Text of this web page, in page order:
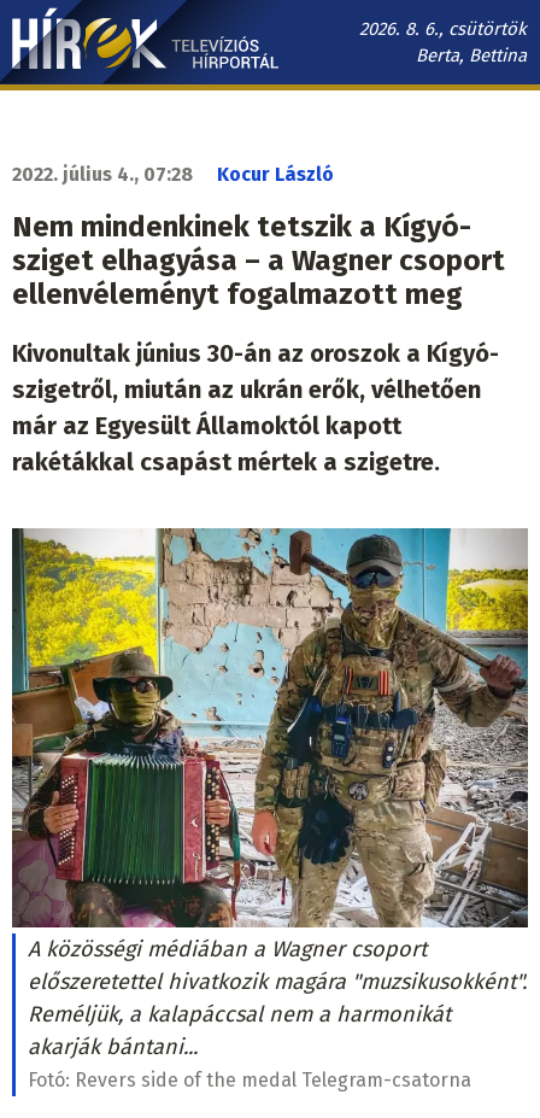
Ugrás
tartalomra
2026. 8. 6., csütörtök
Berta, Bettina
Hírek.sk
navigáció
2022. július 4., 07:28 Kocur László
Nem mindenkinek tetszik a Kígyó-
sziget elhagyása – a Wagner csoport
ellenvéleményt fogalmazott meg
Kivonultak június 30-án az oroszok a Kígyó-
szigetről, miután az ukrán erők, vélhetően
már az Egyesült Államoktól kapott
rakétákkal csapást mértek a szigetre.
A közösségi médiában a Wagner csoport
előszeretettel hivatkozik magára "muzsikusokként".
Reméljük, a kalapáccsal nem a harmonikát
akarják bántani...
Fotó: Revers side of the medal Telegram-csatorna